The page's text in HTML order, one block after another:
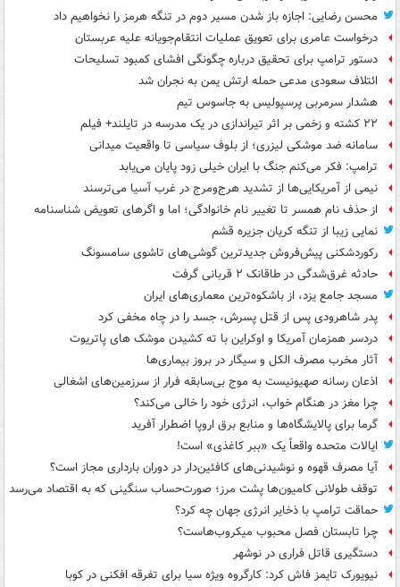
محسن رضایی: اجازه باز شدن مسیر دوم در تنگه هرمز را نخواهیم داد
درخواست عامری برای تعویق عملیات انتقام‌جویانه علیه عربستان
دستور ترامپ برای تحقیق درباره چگونگی افشای کمبود تسلیحات
ائتلاف سعودی مدعی حمله ارتش یمن به نجران شد
هشدار سرمربی پرسپولیس به جاسوس تیم
۲۲ کشته و زخمی بر اثر تیراندازی در یک مدرسه در تایلند+ فیلم
سامانه ضد موشکی لیزری؛ از بلوف سیاسی تا واقعیت میدانی
ترامپ: فکر می‌کنم جنگ با ایران خیلی زود پایان می‌یابد
نیمی از آمریکایی‌ها از تشدید هرج‌ومرج در غرب آسیا می‌ترسند
از حذف نام همسر تا تغییر نام خانوادگی؛ اما و اگرهای تعویض شناسنامه
نمایی زیبا از تنگه کریان جزیره قشم
رکوردشکنی پیش‌فروش جدیدترین گوشی‌های تاشوی سامسونگ
حادثه غرق‌شدگی در طاقانک ۲ قربانی گرفت
مسجد جامع یزد، از باشکوه‌ترین معماری‌های ایران
پدر شاهرودی پس از قتل پسرش، جسد را در چاه مخفی کرد
دردسر همزمان آمریکا و اوکراین با ته کشیدن موشک های پاتریوت
آثار مخرب مصرف الکل و سیگار در بروز بیماری‌ها
اذعان رسانه صهیونیست به موج بی‌سابقه فرار از سرزمین‌های اشغالی
چرا مغز در هنگام خواب، انرژی خود را خالی می‌کند؟
گرما برای پالایشگاه‌ها و منابع برق اروپا اضطرار آفرید
ایالات متحده واقعاً یک «ببر کاغذی» است!
آیا مصرف قهوه و نوشیدنی‌های کافئین‌دار در دوران بارداری مجاز است؟
توقف طولانی کامیون‌ها پشت مرز؛ صورت‌حساب سنگینی که به اقتصاد می‌رسد
حماقت ترامپ با ذخایر انرژی جهان چه کرد؟
چرا تابستان فصل محبوب میکروب‌هاست؟
دستگیری قاتل فراری در نوشهر
نیویورک تایمز فاش کرد: کارگروه ویژه سیا برای تفرقه افکنی در کوبا